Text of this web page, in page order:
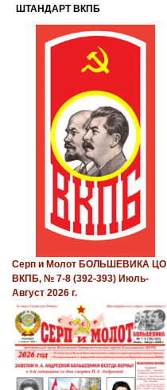
ШТАНДАРТ ВКПБ
Серп и Молот БОЛЬШЕВИКА ЦО
ВКПБ, № 7-8 (392-393) Июль-
Август 2026 г.